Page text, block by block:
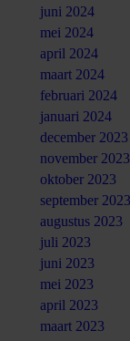
juni 2024
mei 2024
april 2024
maart 2024
februari 2024
januari 2024
december 2023
november 2023
oktober 2023
september 2023
augustus 2023
juli 2023
juni 2023
mei 2023
april 2023
maart 2023